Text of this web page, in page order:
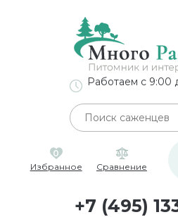
Работаем с 9:00
0
Избранное
Сравнение
+7 (495)